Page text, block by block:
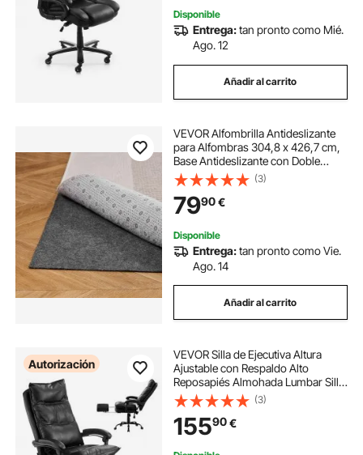
Disponible
Entrega:tan pronto como Mié.
Ago. 12
Añadir al carrito
VEVOR Alfombrilla Antideslizante
para Alfombras 304,8 x 426,7 cm,
Base Antideslizante con Doble
Superficie de Fieltro y Agarre de
Goma, Protege Suelos y Mantiene
Alfombras en Su Lugar, Gris Claro
(3)
7990€
Disponible
Entrega:tan pronto como Vie.
Ago. 14
Añadir al carrito
Autorización
VEVOR Silla de Ejecutiva Altura
Ajustable con Respaldo Alto
Reposapiés Almohada Lumbar Silla
de Oficina Ergonómica Reclinable
135° Silla Giratoria de Cuero PU
para Trabajar, Estudiar, Jugar,
Negro
(3)
15590€